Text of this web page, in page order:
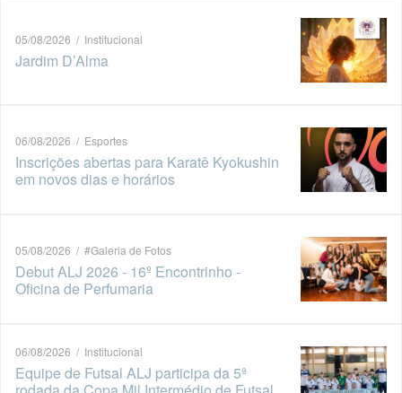
05/08/2026 / Institucional
Jardim D’Alma
06/08/2026 / Esportes
Inscrições abertas para Karatê Kyokushin
em novos dias e horários
05/08/2026 / #Galeria de Fotos
Debut ALJ 2026 - 16º Encontrinho -
Oficina de Perfumaria
06/08/2026 / Institucional
Equipe de Futsal ALJ participa da 5ª